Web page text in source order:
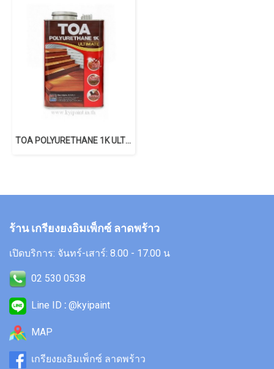
TOA POLYURETHANE 1K ULTIMATE
ร้าน เกรียงยงอิมเพ็กซ์ ลาดพร้าว
เปิดบริการ: จันทร์-เสาร์: 8.00 - 17.00 น
02 530 0538
Line ID : @kyipaint
MAP
เกรียงยงอิมเพ็กซ์ ลาดพร้าว